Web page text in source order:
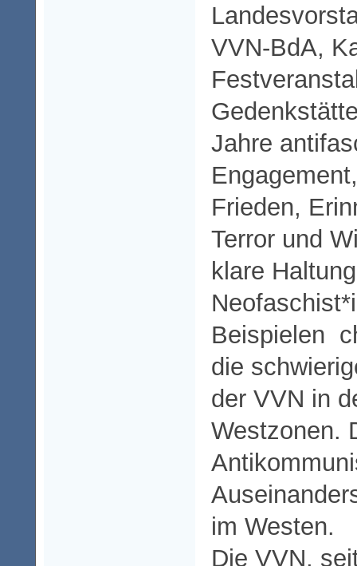
VVN-BdA,
Jahre
Frieden,
Terror und
klare
Beispielen
die
der VVN in
Westzonen.
im Westen.
Die VVN,